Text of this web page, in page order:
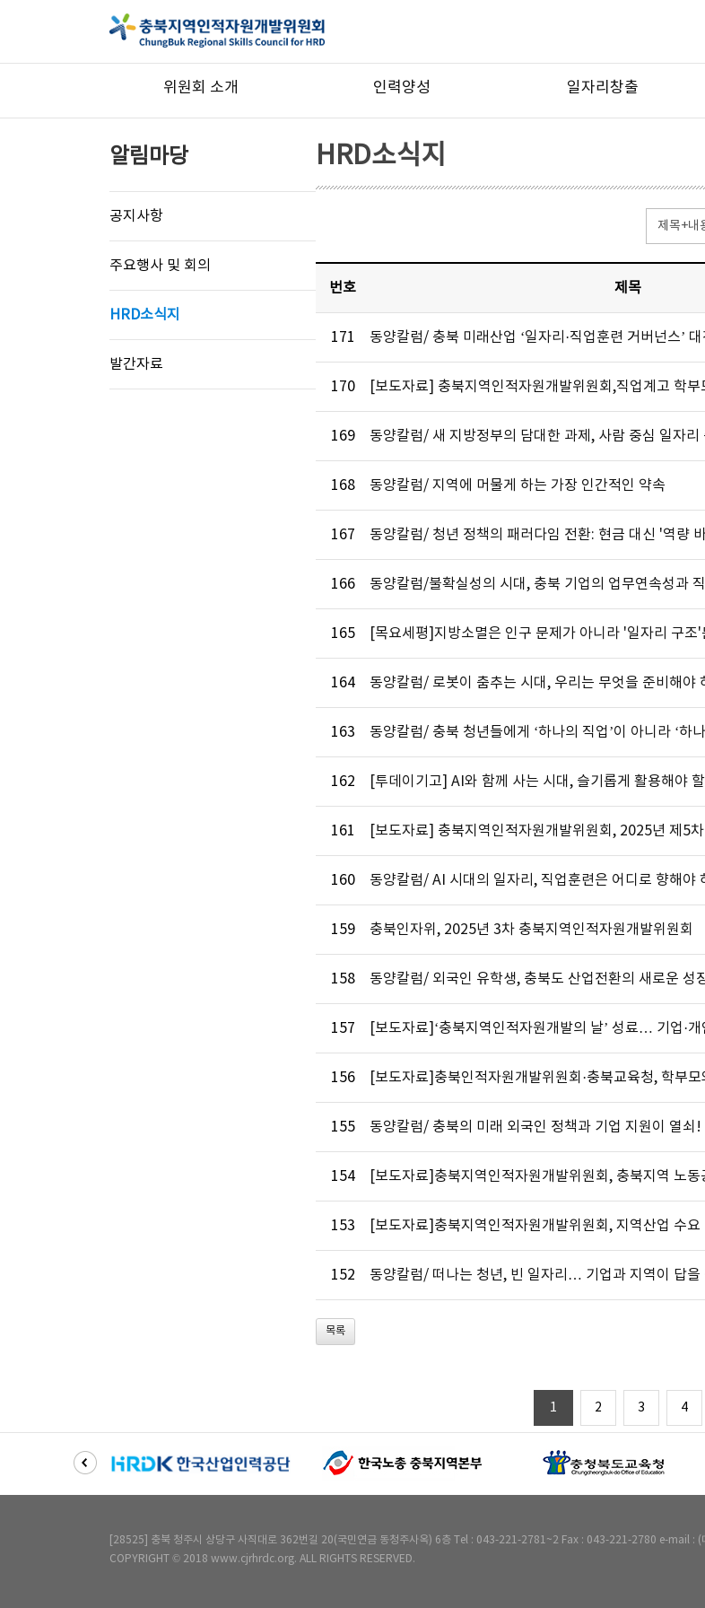
위원회 소개 인력양성 일자리창출
알림마당
공지사항
주요행사 및 회의
HRD소식지
발간자료
HRD소식지
번호 제목
171 동양칼럼/ 충북 미래산업 ‘일자리·직업훈련 거버넌스’
170 [보도자료] 충북지역인적자원개발위원회,직업계고 학
169 동양칼럼/ 새 지방정부의 담대한 과제, 사람 중심 일자리
168 동양칼럼/ 지역에 머물게 하는 가장 인간적인 약속
167 동양칼럼/ 청년 정책의 패러다임 전환: 현금 대신 '역량
166 동양칼럼/불확실성의 시대, 충북 기업의 업무연속성과
165 [목요세평]지방소멸은 인구 문제가 아니라 '일자리 구조'
164 동양칼럼/ 로봇이 춤추는 시대, 우리는 무엇을 준비해야
163 동양칼럼/ 충북 청년들에게 ‘하나의 직업’이 아니라 ‘하
162 [투데이기고] AI와 함께 사는 시대, 슬기롭게 활용해야
161 [보도자료] 충북지역인적자원개발위원회, 2025년 제5
160 동양칼럼/ AI 시대의 일자리, 직업훈련은 어디로 향해야
159 충북인자위, 2025년 3차 충북지역인적자원개발위원회
158 동양칼럼/ 외국인 유학생, 충북도 산업전환의 새로운 성
157 [보도자료]‘충북지역인적자원개발의 날’ 성료… 기업·개
156 [보도자료]충북인적자원개발위원회·충북교육청, 학부
155 동양칼럼/ 충북의 미래 외국인 정책과 기업 지원이 열쇠!
154 [보도자료]충북지역인적자원개발위원회, 충북지역 노
153 [보도자료]충북지역인적자원개발위원회, 지역산업 수
152 동양칼럼/ 떠나는 청년, 빈 일자리… 기업과 지역이 답
목록
1 2 3 4
[28525] 충북 청주시 상당구 사직대로 362번길 20(국민연금 동청주사옥) 6층 Tel : 043-221-2781~2 Fax : 043-221-2780 e-mail
COPYRIGHT © 2018 www.cjrhrdc.org. ALL RIGHTS RESERVED.